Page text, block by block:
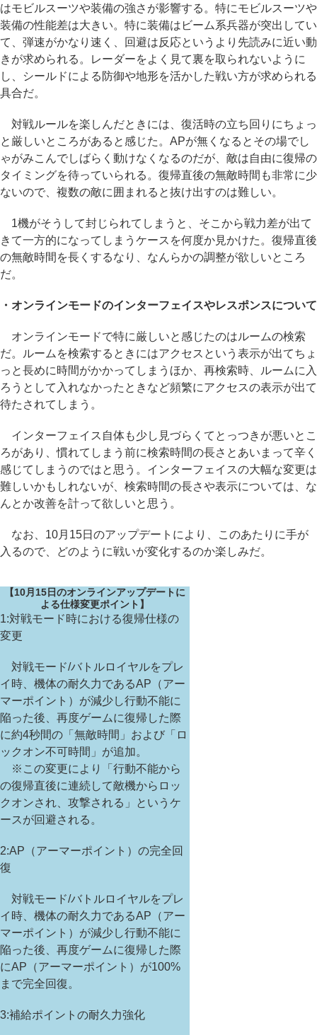
はモビルスーツや装備の強さが影響する。特にモビルスーツや
装備の性能差は大きい。特に装備はビーム系兵器が突出してい
て、弾速がかなり速く、回避は反応というより先読みに近い動
きが求められる。レーダーをよく見て裏を取られないように
し、シールドによる防御や地形を活かした戦い方が求められる
具合だ。
対戦ルールを楽しんだときには、復活時の立ち回りにちょっ
と厳しいところがあると感じた。APが無くなるとその場でし
ゃがみこんでしばらく動けなくなるのだが、敵は自由に復帰の
タイミングを待っていられる。復帰直後の無敵時間も非常に少
ないので、複数の敵に囲まれると抜け出すのは難しい。
1機がそうして封じられてしまうと、そこから戦力差が出て
きて一方的になってしまうケースを何度か見かけた。復帰直後
の無敵時間を長くするなり、なんらかの調整が欲しいところ
だ。
・オンラインモードのインターフェイスやレスポンスについて
オンラインモードで特に厳しいと感じたのはルームの検索
だ。ルームを検索するときにはアクセスという表示が出てちょ
っと長めに時間がかかってしまうほか、再検索時、ルームに入
ろうとして入れなかったときなど頻繁にアクセスの表示が出て
待たされてしまう。
インターフェイス自体も少し見づらくてとっつきが悪いとこ
ろがあり、慣れてしまう前に検索時間の長さとあいまって辛く
感じてしまうのではと思う。インターフェイスの大幅な変更は
難しいかもしれないが、検索時間の長さや表示については、な
んとか改善を計って欲しいと思う。
なお、10月15日のアップデートにより、このあたりに手が
入るので、どのように戦いが変化するのか楽しみだ。
【10月15日のオンラインアップデートに
よる仕様変更ポイント】
1:対戦モード時における復帰仕様の
変更
対戦モード/バトルロイヤルをプレ
イ時、機体の耐久力であるAP（アー
マーポイント）が減少し行動不能に
陥った後、再度ゲームに復帰した際
に約4秒間の「無敵時間」および「ロ
ックオン不可時間」が追加。
※この変更により「行動不能から
の復帰直後に連続して敵機からロッ
クオンされ、攻撃される」というケ
ースが回避される。
2:AP（アーマーポイント）の完全回
復
対戦モード/バトルロイヤルをプレ
イ時、機体の耐久力であるAP（アー
マーポイント）が減少し行動不能に
陥った後、再度ゲームに復帰した際
にAP（アーマーポイント）が100%
まで完全回復。
3:補給ポイントの耐久力強化